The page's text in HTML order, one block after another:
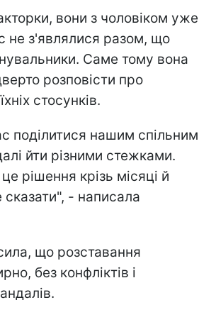
вони з чоловіком уже
не з'являлися разом, що
Саме тому вона
розповісти про
стосунків.
поділитися нашим спільним
йти різними стежками.
рішення крізь місяці й
сказати", - написала
що розставання
без конфліктів і